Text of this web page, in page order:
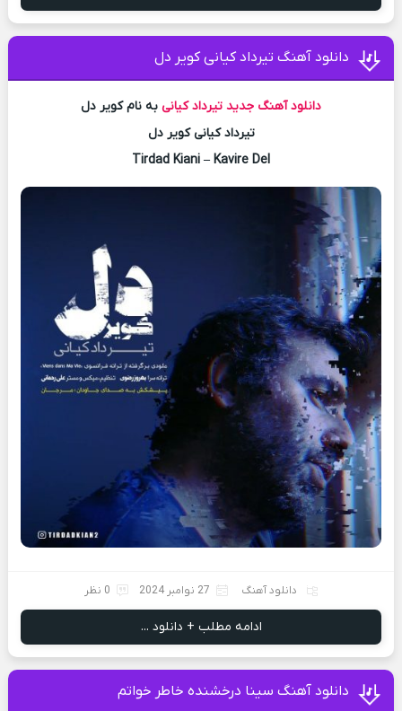
دانلود آهنگ تیرداد کیانی کویر دل
دانلود آهنگ جدید تیرداد کیانی به نام کویر دل
تیرداد کیانی کویر دل
Tirdad Kiani – Kavire Del
دانلود آهنگ 27 نوامبر 2024 0 نظر
ادامه مطلب + دانلود ...
دانلود آهنگ سینا درخشنده خاطر خواتم